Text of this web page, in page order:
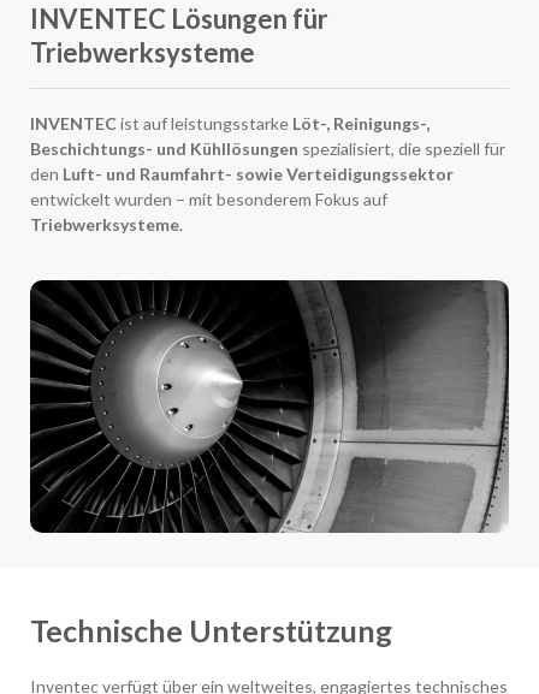
INVENTEC Lösungen für
Triebwerksysteme
INVENTEC ist auf leistungsstarke Löt-, Reinigungs-,
Beschichtungs- und Kühllösungen spezialisiert, die speziell für
den Luft- und Raumfahrt- sowie Verteidigungssektor
entwickelt wurden – mit besonderem Fokus auf
Triebwerksysteme.
Technische Unterstützung
Inventec verfügt über ein weltweites, engagiertes technisches